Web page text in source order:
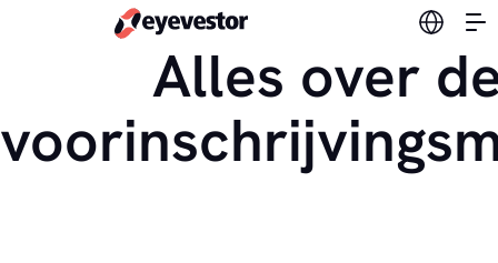
Alles over